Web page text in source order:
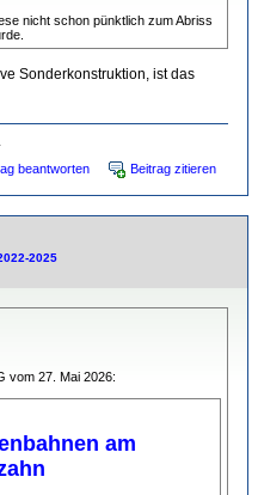
nicht schon pünktlich zum Abriss
Sonderkonstruktion, ist das
beantworten Beitrag zitieren
2025
vom 27. Mai 2026:
am